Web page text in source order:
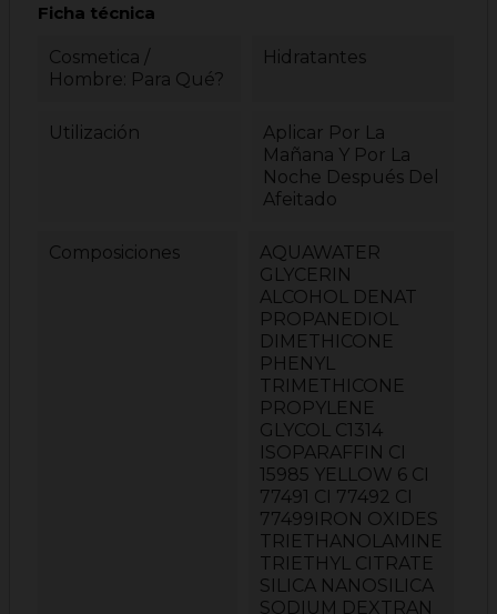
Ficha técnica
Cosmetica /
Hombre: Para Qué?
Hidratantes
Utilización
Aplicar Por La
Mañana Y Por La
Noche Después Del
Afeitado
Composiciones
AQUAWATER
GLYCERIN
ALCOHOL DENAT
PROPANEDIOL
DIMETHICONE
PHENYL
TRIMETHICONE
PROPYLENE
GLYCOL C1314
ISOPARAFFIN CI
15985 YELLOW 6 CI
77491 CI 77492 CI
77499IRON OXIDES
TRIETHANOLAMINE
TRIETHYL CITRATE
SILICA NANOSILICA
SODIUM DEXTRAN